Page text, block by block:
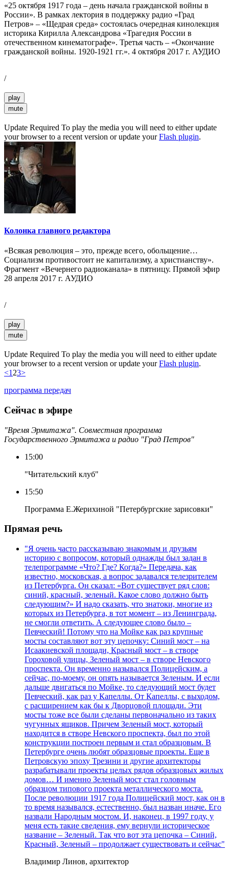
«25 октября 1917 года – день начала гражданской войны в
России». В рамках лектория в поддержку радио «Град
Петров» – «Щедрая среда» состоялась очередная кинолекция
историка Кирилла Александрова «Трагедия России в
отечественном кинематографе». Третья часть – «Окончание
гражданской войны. 1920-1921 гг.». 4 октября 2017 г. АУДИО
/
play
mute
Update Required To play the media you will need to either update
your browser to a recent version or update yourFlash plugin.
Колонка главного редактора
«Всякая революция – это, прежде всего, обольщение…
Социализм противостоит не капитализму, а христианству».
Фрагмент «Вечернего радиоканала» в пятницу. Прямой эфир
28 апреля 2017 г. АУДИО
/
play
mute
Update Required To play the media you will need to either update
your browser to a recent version or update yourFlash plugin.
<1 23>
программа передач
Сейчас в эфире
"Время Эрмитажа". Совместная программа
Государственного Эрмитажа и радио "Град Петров"
15:00
"Читательский клуб"
15:50
Программа Е.Жерихиной "Петербургские зарисовки"
Прямая речь
"Я очень часто рассказываю знакомым и друзьям
историю с вопросом, который однажды был задан в
телепрограмме «Что? Где? Когда?» Передача, как
известно, московская, а вопрос задавался телезрителем
из Петербурга. Он сказал: «Вот существует ряд слов:
синий, красный, зеленый. Какое слово должно быть
следующим?» И надо сказать, что знатоки, многие из
которых из Петербурга, в тот момент – из Ленинграда,
не смогли ответить. А следующее слово было –
Певческий! Потому что на Мойке как раз крупные
мосты составляют вот эту цепочку: Синий мост – на
Исаакиевской площади, Красный мост – в створе
Гороховой улицы, Зеленый мост – в створе Невского
проспекта. Он временно назывался Полицейским, а
сейчас, по-моему, он опять называется Зеленым. И если
дальше двигаться по Мойке, то следующий мост будет
Певческий, как раз у Капеллы. От Капеллы, с выходом,
с расширением как бы к Дворцовой площади. Эти
мосты тоже все были сделаны первоначально из таких
чугунных ящиков. Причем Зеленый мост, который
находится в створе Невского проспекта, был по этой
конструкции построен первым и стал образцовым. В
Петербурге очень любят образцовые проекты. Еще в
Петровскую эпоху Трезини и другие архитекторы
разрабатывали проекты целых рядов образцовых жилых
домов… И именно Зеленый мост стал головным
образцом типового проекта металлического моста.
После революции 1917 года Полицейский мост, как он в
то время назывался, естественно, был назван иначе. Его
назвали Народным мостом. И, наконец, в 1997 году, у
меня есть такие сведения, ему вернули историческое
название – Зеленый. Так что вот эта цепочка – Синий,
Красный, Зеленый – продолжает существовать и сейчас"
Владимир Линов, архитектор